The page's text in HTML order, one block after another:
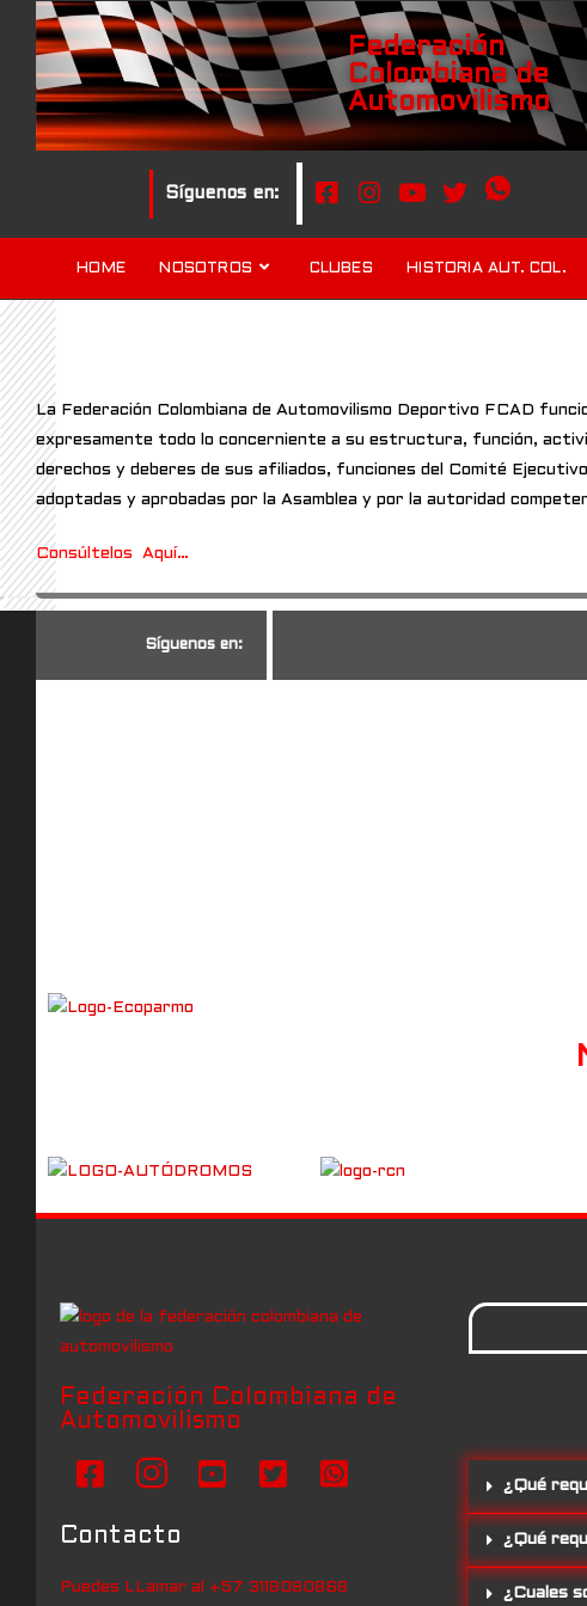
Federación
Colombiana de
Automovilismo
Síguenos en:
HOME NOSOTROS CLUBES HISTORIA AUT. COL.
La Federación Colombiana de Automovilismo Deportivo FCAD
expresamente todo lo concerniente a su estructura, función,
derechos y deberes de sus afiliados, funciones del Comité
adoptadas y aprobadas por la Asamblea y por la autoridad
Consúltelos Aquí…
Síguenos en:
Federación Colombiana de
Automovilismo
Contacto
Puedes LLamar al +57 3118080868
¿Qué
¿Qué
¿Cuales